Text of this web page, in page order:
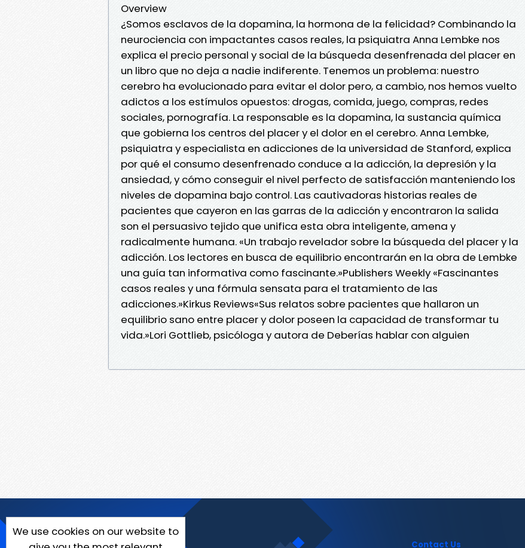
Overview
¿Somos esclavos de la dopamina, la hormona de la felicidad? Combinando la
neurociencia con impactantes casos reales, la psiquiatra Anna Lembke nos
explica el precio personal y social de la búsqueda desenfrenada del placer en
un libro que no deja a nadie indiferente. Tenemos un problema: nuestro
cerebro ha evolucionado para evitar el dolor pero, a cambio, nos hemos vuelto
adictos a los estímulos opuestos: drogas, comida, juego, compras, redes
sociales, pornografía. La responsable es la dopamina, la sustancia química
que gobierna los centros del placer y el dolor en el cerebro. Anna Lembke,
psiquiatra y especialista en adicciones de la universidad de Stanford, explica
por qué el consumo desenfrenado conduce a la adicción, la depresión y la
ansiedad, y cómo conseguir el nivel perfecto de satisfacción manteniendo los
niveles de dopamina bajo control. Las cautivadoras historias reales de
pacientes que cayeron en las garras de la adicción y encontraron la salida
son el persuasivo tejido que unifica esta obra inteligente, amena y
radicalmente humana. «Un trabajo revelador sobre la búsqueda del placer y la
adicción. Los lectores en busca de equilibrio encontrarán en la obra de Lembke
una guía tan informativa como fascinante.»Publishers Weekly «Fascinantes
casos reales y una fórmula sensata para el tratamiento de las
adicciones.»Kirkus Reviews«Sus relatos sobre pacientes que hallaron un
equilibrio sano entre placer y dolor poseen la capacidad de transformar tu
vida.»Lori Gottlieb, psicóloga y autora de Deberías hablar con alguien
We use cookies on our website to
Contact Us